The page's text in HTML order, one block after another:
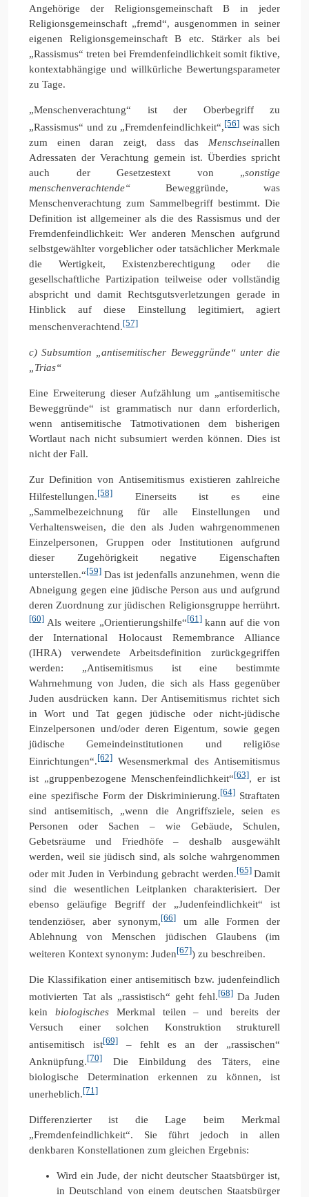
Angehörige der Religionsgemeinschaft B in jeder
Religionsgemeinschaft „fremd“, ausgenommen in seiner
eigenen Religionsgemeinschaft B etc. Stärker als bei
„Rassismus“ treten bei Fremdenfeindlichkeit somit fiktive,
kontextabhängige und willkürliche Bewertungsparameter
zu Tage.
„Menschenverachtung“ ist der Oberbegriff zu
„Rassismus“ und zu „Fremdenfeindlichkeit“,[56] was sich
zum einen daran zeigt, dass das Menschseinallen
Adressaten der Verachtung gemein ist. Überdies spricht
auch der Gesetzestext von „sonstige
menschenverachtende“ Beweggründe, was
Menschenverachtung zum Sammelbegriff bestimmt. Die
Definition ist allgemeiner als die des Rassismus und der
Fremdenfeindlichkeit: Wer anderen Menschen aufgrund
selbstgewählter vorgeblicher oder tatsächlicher Merkmale
die Wertigkeit, Existenzberechtigung oder die
gesellschaftliche Partizipation teilweise oder vollständig
abspricht und damit Rechtsgutsverletzungen gerade in
Hinblick auf diese Einstellung legitimiert, agiert
menschenverachtend.[57]
c) Subsumtion „antisemitischer Beweggründe“ unter die
„Trias“
Eine Erweiterung dieser Aufzählung um „antisemitische
Beweggründe“ ist grammatisch nur dann erforderlich,
wenn antisemitische Tatmotivationen dem bisherigen
Wortlaut nach nicht subsumiert werden können. Dies ist
nicht der Fall.
Zur Definition von Antisemitismus existieren zahlreiche
Hilfestellungen.[58] Einerseits ist es eine
„Sammelbezeichnung für alle Einstellungen und
Verhaltensweisen, die den als Juden wahrgenommenen
Einzelpersonen, Gruppen oder Institutionen aufgrund
dieser Zugehörigkeit negative Eigenschaften
unterstellen.“[59] Das ist jedenfalls anzunehmen, wenn die
Abneigung gegen eine jüdische Person aus und aufgrund
deren Zuordnung zur jüdischen Religionsgruppe herrührt.
[60] Als weitere „Orientierungshilfe“[61]kann auf die von
der International Holocaust Remembrance Alliance
(IHRA) verwendete Arbeitsdefinition zurückgegriffen
werden: „Antisemitismus ist eine bestimmte
Wahrnehmung von Juden, die sich als Hass gegenüber
Juden ausdrücken kann. Der Antisemitismus richtet sich
in Wort und Tat gegen jüdische oder nicht-jüdische
Einzelpersonen und/oder deren Eigentum, sowie gegen
jüdische Gemeindeinstitutionen und religiöse
Einrichtungen“.[62] Wesensmerkmal des Antisemitismus
ist „gruppenbezogene Menschenfeindlichkeit“[63], er ist
eine spezifische Form der Diskriminierung.[64] Straftaten
sind antisemitisch, „wenn die Angriffsziele, seien es
Personen oder Sachen – wie Gebäude, Schulen,
Gebetsräume und Friedhöfe – deshalb ausgewählt
werden, weil sie jüdisch sind, als solche wahrgenommen
oder mit Juden in Verbindung gebracht werden.[65] Damit
sind die wesentlichen Leitplanken charakterisiert. Der
ebenso geläufige Begriff der „Judenfeindlichkeit“ ist
tendenziöser, aber synonym,[66] um alle Formen der
Ablehnung von Menschen jüdischen Glaubens (im
weiteren Kontext synonym: Juden[67]) zu beschreiben.
Die Klassifikation einer antisemitisch bzw. judenfeindlich
motivierten Tat als „rassistisch“ geht fehl.[68] Da Juden
kein biologischesMerkmal teilen – und bereits der
Versuch einer solchen Konstruktion strukturell
antisemitisch ist[69]
– fehlt es an der „rassischen“
Anknüpfung.[70] Die Einbildung des Täters, eine
biologische Determination erkennen zu können, ist
unerheblich.[71]
Differenzierter ist die Lage beim Merkmal
„Fremdenfeindlichkeit“. Sie führt jedoch in allen
denkbaren Konstellationen zum gleichen Ergebnis:
Wird ein Jude, der nicht deutscher Staatsbürger ist,
in Deutschland von einem deutschen Staatsbürger